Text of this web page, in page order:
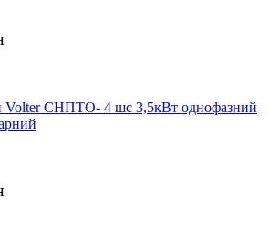
Volter СНПТО- 4 шс 3,5кВт однофазний